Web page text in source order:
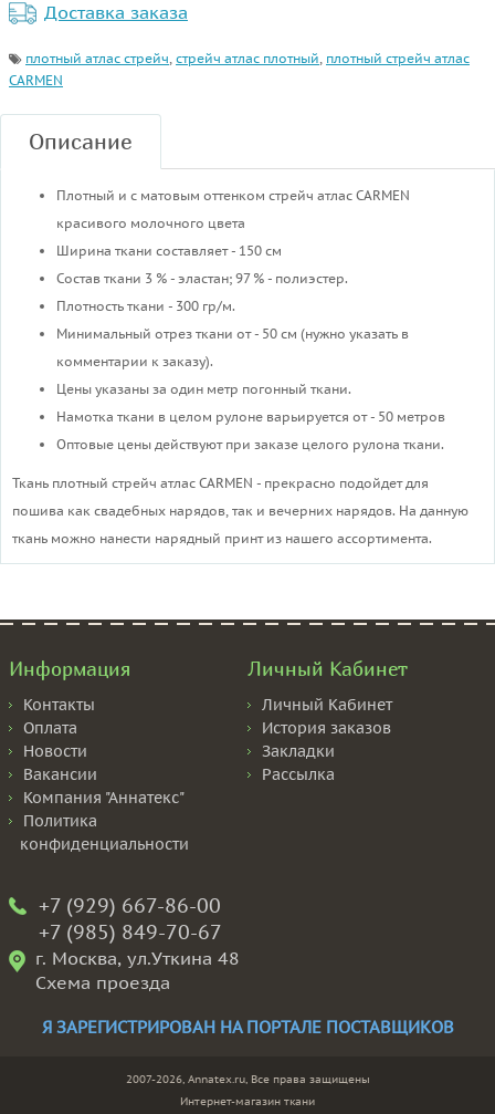
Доставка заказа
плотный атлас стрейч, стрейч атлас плотный, плотный стрейч атлас
CARMEN
Описание
Плотный и с матовым оттенком стрейч атлас CARMEN
красивого молочного цвета
Ширина ткани составляет - 150 см
Состав ткани 3 % - эластан; 97 % - полиэстер.
Плотность ткани - 300 гр/м.
Минимальный отрез ткани от - 50 см (нужно указать в
комментарии к заказу).
Цены указаны за один метр погонный ткани.
Намотка ткани в целом рулоне варьируется от - 50 метров
Оптовые цены действуют при заказе целого рулона ткани.
Ткань плотный стрейч атлас CARMEN - прекрасно подойдет для
пошива как свадебных нарядов, так и вечерних нарядов. На данную
ткань можно нанести нарядный принт из нашего ассортимента.
Информация
Контакты
Оплата
Новости
Вакансии
Компания "Аннатекс"
Политика
конфиденциальности
Личный Кабинет
Личный Кабинет
История заказов
Закладки
Рассылка
+7 (929) 667-86-00
+7 (985) 849-70-67
г. Москва, ул.Уткина 48
Схема проезда
Я ЗАРЕГИСТРИРОВАН НА ПОРТАЛЕ ПОСТАВЩИКОВ
2007-2026, Annatex.ru, Все права защищены
Интернет-магазин ткани